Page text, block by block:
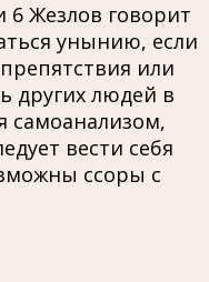
Жезлов говорит
унынию, если
или
других людей в
самоанализом,
вести себя
ссоры с